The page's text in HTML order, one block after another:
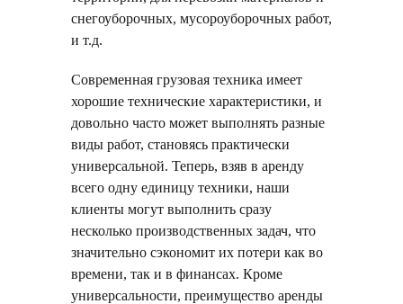
снегоуборочных, мусороуборочных работ,
и т.д.
Современная грузовая техника имеет
хорошие технические характеристики, и
довольно часто может выполнять разные
виды работ, становясь практически
универсальной. Теперь, взяв в аренду
всего одну единицу техники, наши
клиенты могут выполнить сразу
несколько производственных задач, что
значительно сэкономит их потери как во
времени, так и в финансах. Кроме
универсальности, преимущество аренды